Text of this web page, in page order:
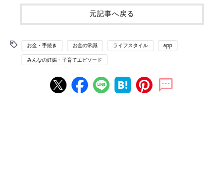
元記事へ戻る
お金・手続き お金の常識 ライフスタイル app
みんなの妊娠・子育てエピソード